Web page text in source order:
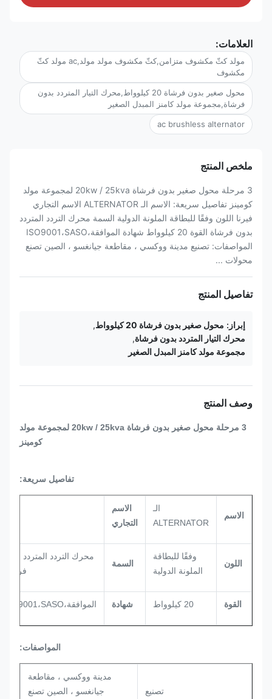
العلامات:
مولد كثّ مكشوف متزامن,كثّ مكشوف مولد مولد,ac مولد كثّ
مكشوف
محول صغير بدون فرشاة 20 كيلوواط,محرك التيار المتردد بدون
فرشاة,مجموعة مولد كامنز المبدل الصغير
ac brushless alternator
ملخص المنتج
3 مرحلة محول صغير بدون فرشاة 20kw / 25kva لمجموعة مولد
كومينز تفاصيل سريعة: الاسم الـ ALTERNATOR الاسم التجاري
فيرنا اللون وفقًا للبطاقة الملونة الدولية السمة محرك التردد المتردد
بدون فرشاة القوة 20 كيلوواط شهادة الموافقة،ISO9001،SASO
المواصفات: تصنيع مدينة ووكسي ، مقاطعة جيانغسو ، الصين تصنع
محولات ...
تفاصيل المنتج
إبراز: محول صغير بدون فرشاة 20 كيلوواط
,
محرك التيار المتردد بدون فرشاة,
مجموعة مولد كامنز المبدل الصغير
وصف المنتج
3 مرحلة محول صغير بدون فرشاة 20kw / 25kva لمجموعة مولد
كومينز
تفاصيل سريعة:
الاسم
الـ
ALTERNATOR
الاسم
التجاري
اللون
وفقًا للبطاقة
الملونة الدولية
السمة
محرك التردد المتردد بدون
فرشاة
القوة 20 كيلوواط شهادة الموافقة،ISO9001،SASO
المواصفات:
تصنيع
مدينة ووكسي ، مقاطعة
جيانغسو ، الصين تصنع